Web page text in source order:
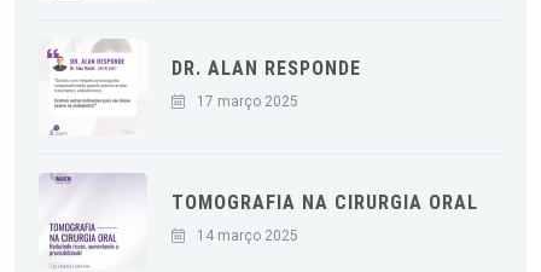
DR. ALAN RESPONDE
17 março 2025
TOMOGRAFIA NA CIRURGIA ORAL
14 março 2025